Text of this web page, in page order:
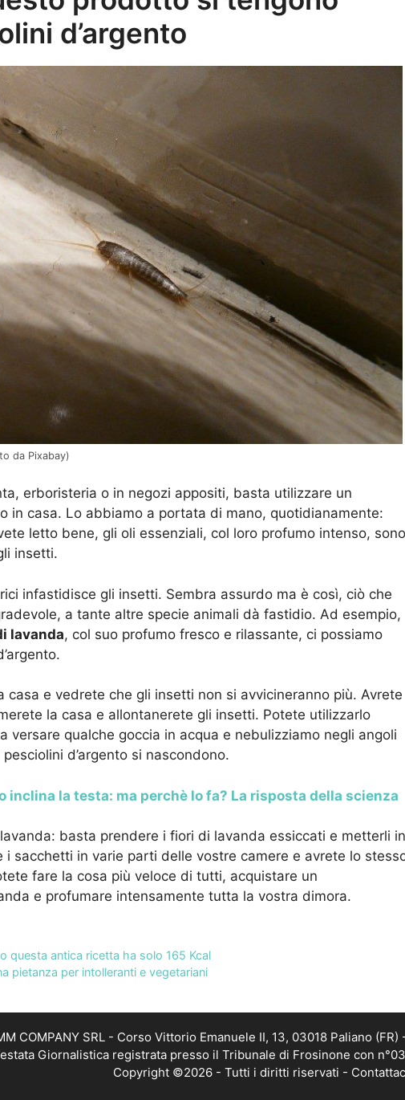
d’argento
da Pixabay)
erboristeria o in negozi appositi, basta utilizzare un
in casa. Lo abbiamo a portata di mano, quotidianamente:
letto bene, gli oli essenziali, col loro profumo intenso, sono
insetti.
infastidisce gli insetti. Sembra assurdo ma è così, ciò che
a tante altre specie animali dà fastidio. Ad esempio,
lavanda, col suo profumo fresco e rilassante, ci possiamo
casa e vedrete che gli insetti non si avvicineranno più. Avrete
la casa e allontanerete gli insetti. Potete utilizzarlo
versare qualche goccia in acqua e nebulizziamo negli angoli
d’argento si nascondono.
inclina la testa: ma perchè lo fa? La risposta della scienza
basta prendere i fiori di lavanda essiccati e metterli in
i sacchetti in varie parti delle vostre camere e avrete lo
fare la cosa più veloce di tutti, acquistare un
e profumare intensamente tutta la vostra dimora.
questa antica ricetta ha solo 165 Kcal
pietanza per intolleranti e vegetariani
COMPANY SRL - Corso Vittorio Emanuele II, 13, 03018 Paliano
Giornalistica registrata presso il Tribunale di Frosinone con
Copyright ©2026 - Tutti i diritti riservati -